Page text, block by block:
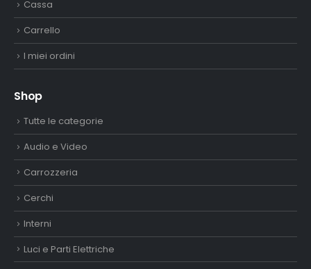
Cassa
Carrello
I miei ordini
Shop
Tutte le categorie
Audio e Video
Carrozzeria
Cerchi
Interni
Luci e Parti Elettriche